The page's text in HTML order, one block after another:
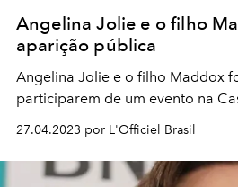
Angelina Jolie e o filho
aparição pública
Angelina Jolie e o filho Maddox
participarem de um evento na
27.04.2023 por L'Officiel Brasil